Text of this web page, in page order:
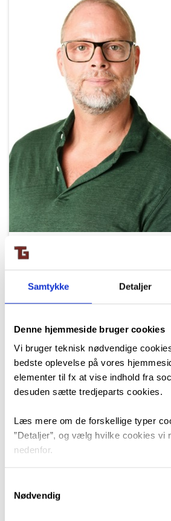
Samtykke Detaljer
Denne hjemmeside bruger cookies
Vi bruger teknisk nødvendige
bedste oplevelse på vores
elementer til fx at vise indhold fra
desuden sætte tredjeparts cookies.
Læs mere om de forskellige typer
”Detaljer”, og vælg hvilke cookies vi
nedenfor.
venstre hjørne.
Nødvendig
Andreas Brigelsgaard, AB